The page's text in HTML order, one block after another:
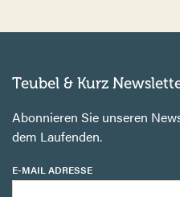
Teubel & Kurz
Abonnieren Sie unseren
dem Laufenden.
E-MAIL ADRESSE